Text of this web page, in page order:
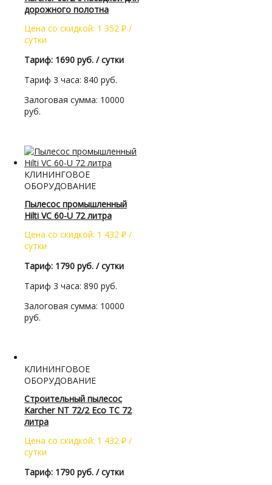
дорожного полотна
Цена со скидкой: 1 352 ₽ /
сутки
Тариф: 1690 руб. / сутки
Тариф 3 часа: 840 руб.
Залоговая сумма: 10000
руб.
КЛИНИНГОВОЕ
ОБОРУДОВАНИЕ
Пылесос промышленный
Hilti VC 60-U 72 литра
Цена со скидкой: 1 432 ₽ /
сутки
Тариф: 1790 руб. / сутки
Тариф 3 часа: 890 руб.
Залоговая сумма: 10000
руб.
КЛИНИНГОВОЕ
ОБОРУДОВАНИЕ
Строительный пылесос
Karcher NT 72/2 Eco TC 72
литра
Цена со скидкой: 1 432 ₽ /
сутки
Тариф: 1790 руб. / сутки